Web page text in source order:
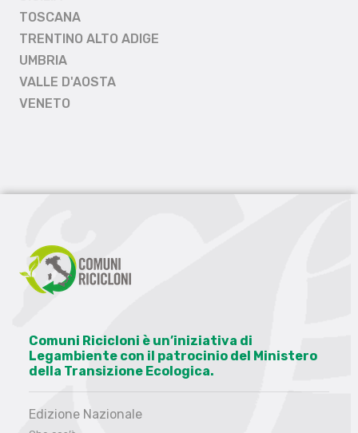
TOSCANA
TRENTINO ALTO ADIGE
UMBRIA
VALLE D'AOSTA
VENETO
Comuni Ricicloni è un’iniziativa di
Legambiente con il patrocinio del Ministero
della Transizione Ecologica.
Edizione Nazionale